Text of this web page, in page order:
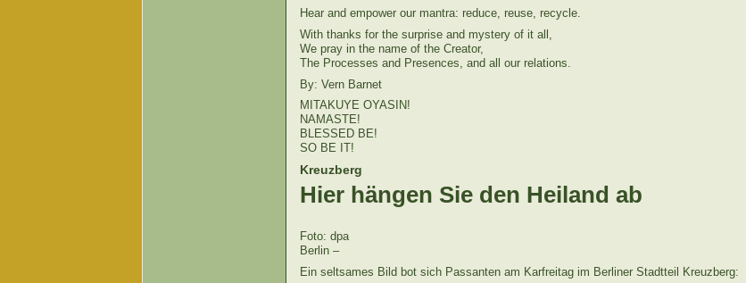
Hear and empower our mantra: reduce, reuse, recycle.
With thanks for the surprise and mystery of it all,
We pray in the name of the Creator,
The Processes and Presences, and all our relations.
By: Vern Barnet
MITAKUYE OYASIN!
NAMASTE!
BLESSED BE!
SO BE IT!
Kreuzberg
Hier hängen Sie den Heiland ab
Foto: dpa
Berlin –
Ein seltsames Bild bot sich Passanten am Karfreitag im Berliner Stadtteil Kreuzberg: